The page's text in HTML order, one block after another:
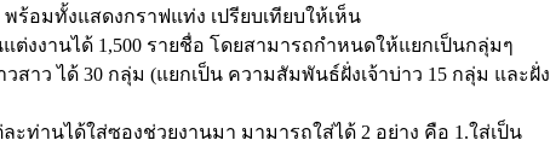
ร้อมทั้งแสดงกราฟแท่ง เปรียบเทียบให้เห็น
งงานได้ 1,500 รายชื่อ โดยสามารถกำหนดให้แยกเป็นกลุ่มๆ
าว ได้ 30 กลุ่ม (แยกเป็น ความสัมพันธ์ฝั่งเจ้าบ่าว 15 กลุ่ม และฝั่ง
ท่านได้ใส่ซองช่วยงานมา มามารถใส่ได้ 2 อย่าง คือ 1.ใส่เป็น